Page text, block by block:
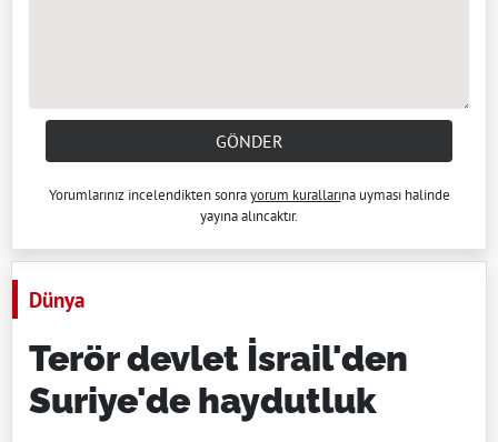
GÖNDER
Yorumlarınız incelendikten sonrayorum kurallarına uyması halinde
yayına alıncaktır.
Dünya
Terör devlet İsrail'den
Suriye'de haydutluk